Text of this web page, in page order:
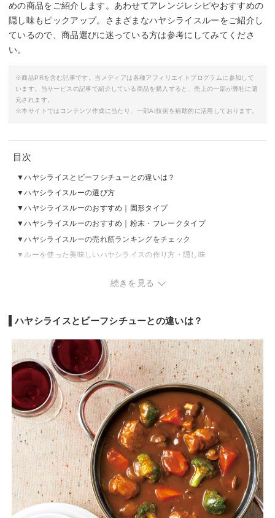
めの商品をご紹介します。あわせてアレンジレシピやおすすめの
隠し味もピックアップ。さまざまなハヤシライスルーをご紹介し
ているので、商品選びに迷っている方は参考にしてみてくださ
い。
※商品PRを含む記事です。当メディアは各種アフィリエイトプログラムに参加して
います。当サービスの記事で紹介している商品を購入すると、売上の一部が弊社に還
元されます。
※本サイトではコンテンツ作成に当たり、一部AI技術を補助的に活用しております。
目次
ハヤシライスとビーフシチューとの違いは？
ハヤシライスルーの選び方
ハヤシライスルーのおすすめ｜固形タイプ
ハヤシライスルーのおすすめ｜粉末・フレークタイプ
ハヤシライスルーの売れ筋ランキングをチェック
ルーを使った美味しいハヤシライスの作り方・隠し味
続きを見る
ハヤシライスとビーフシチューとの違いは？